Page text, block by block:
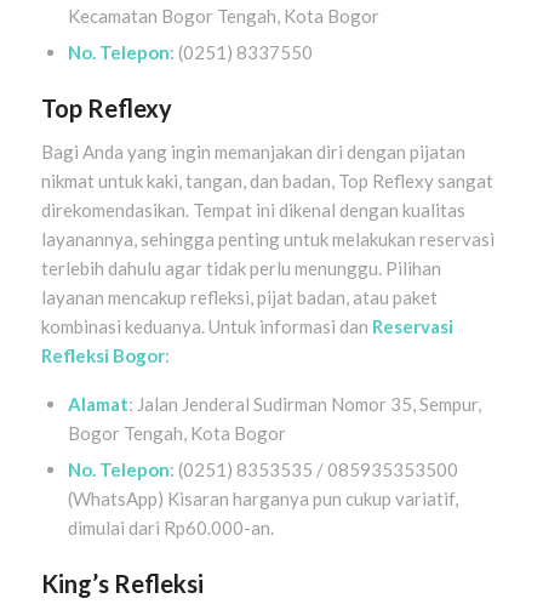
Kecamatan Bogor Tengah, Kota Bogor
No. Telepon: (0251) 8337550
Top Reflexy
Bagi Anda yang ingin memanjakan diri dengan pijatan
nikmat untuk kaki, tangan, dan badan, Top Reflexy sangat
direkomendasikan. Tempat ini dikenal dengan kualitas
layanannya, sehingga penting untuk melakukan reservasi
terlebih dahulu agar tidak perlu menunggu. Pilihan
layanan mencakup refleksi, pijat badan, atau paket
kombinasi keduanya. Untuk informasi dan Reservasi
Refleksi Bogor:
Alamat: Jalan Jenderal Sudirman Nomor 35, Sempur,
Bogor Tengah, Kota Bogor
No. Telepon: (0251) 8353535 / 085935353500
(WhatsApp) Kisaran harganya pun cukup variatif,
dimulai dari Rp60.000-an.
King’s Refleksi